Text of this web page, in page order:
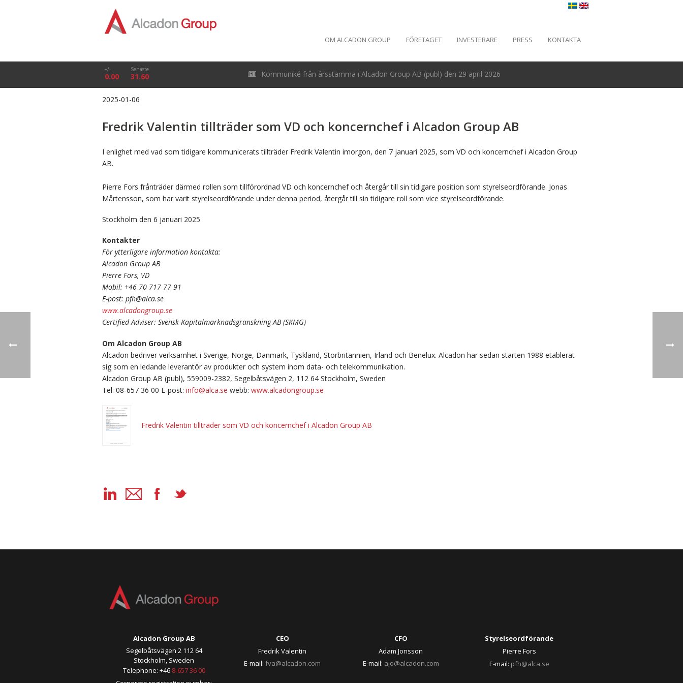
OM ALCADON GROUP FÖRETAGET INVESTERARE PRESS KONTAKTA
+/-
0.00
Senaste
31.60 Kommuniké från årsstämma i Alcadon Group AB (publ) den 29 april 2026
2025-01-06
Fredrik Valentin tillträder som VD och koncernchef i Alcadon Group AB
I enlighet med vad som tidigare kommunicerats tillträder Fredrik Valentin imorgon, den 7 januari 2025, som VD och koncernchef i Alcadon Group
AB.
Pierre Fors frånträder därmed rollen som tillförordnad VD och koncernchef och återgår till sin tidigare position som styrelseordförande. Jonas
Mårtensson, som har varit styrelseordförande under denna period, återgår till sin tidigare roll som vice styrelseordförande.
Stockholm den 6 januari 2025
Kontakter
För ytterligare information kontakta:
Alcadon Group AB
Pierre Fors, VD
Mobil: +46 70 717 77 91
E-post: pfh@alca.se
www.alcadongroup.se
Certified Adviser: Svensk Kapitalmarknadsgranskning AB (SKMG)
Om Alcadon Group AB
Alcadon bedriver verksamhet i Sverige, Norge, Danmark, Tyskland, Storbritannien, Irland och Benelux. Alcadon har sedan starten 1988 etablerat
sig som en ledande leverantör av produkter och system inom data- och telekommunikation.
Alcadon Group AB (publ), 559009-2382, Segelbåtsvägen 2, 112 64 Stockholm, Sweden
Tel: 08-657 36 00 E-post: info@alca.se webb: www.alcadongroup.se
Fredrik Valentin tillträder som VD och koncernchef i Alcadon Group AB
Alcadon Group AB
Segelbåtsvägen 2 112 64
Stockholm, Sweden
Telephone: +46 8-657 36 00
CEO
Fredrik Valentin
E-mail: fva@alcadon.com
CFO
Adam Jonsson
E-mail: ajo@alcadon.com
Styrelseordförande
Pierre Fors
E-mail: pfh@alca.se